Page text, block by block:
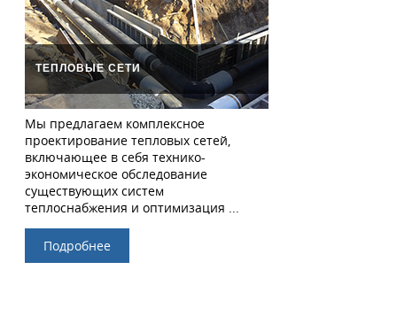
ТЕПЛОВЫЕ СЕТИ
Мы предлагаем комплексное
проектирование тепловых сетей,
включающее в себя технико-
экономическое обследование
существующих систем
теплоснабжения и оптимизация ...
Подробнее